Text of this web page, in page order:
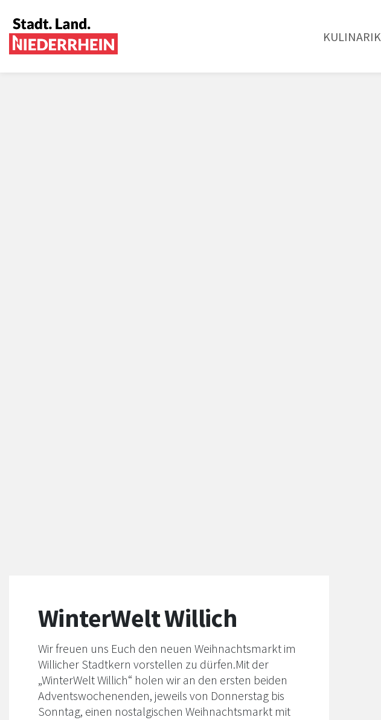
KULINARIK
WinterWelt Willich
Wir freuen uns Euch den neuen Weihnachtsmarkt im
Willicher Stadtkern vorstellen zu dürfen.Mit der
„WinterWelt Willich“ holen wir an den ersten beiden
Adventswochenenden, jeweils von Donnerstag bis
Sonntag, einen nostalgischen Weihnachtsmarkt mit